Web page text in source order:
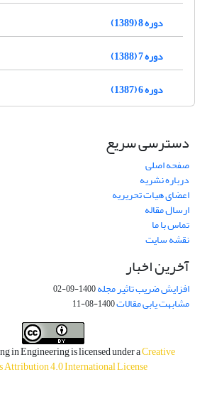
دوره 8 (1389)
دوره 7 (1388)
دوره 6 (1387)
دسترسی سریع
صفحه اصلی
درباره نشریه
اعضای هیات تحریریه
ارسال مقاله
تماس با ما
نقشه سایت
آخرین اخبار
افزایش ضریب تاثیر مجله1400-09-02
مشابهت یابی مقالات1400-08-11
in Engineering is licensed under aCreative
Attribution 4.0 International License